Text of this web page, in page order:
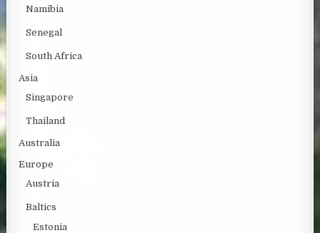
Namibia
Senegal
South Africa
Asia
Singapore
Thailand
Australia
Europe
Austria
Baltics
Estonia